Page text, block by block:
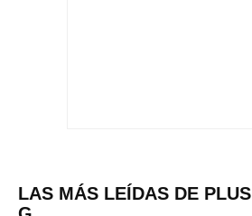
LAS MÁS LEÍDAS DE PLUS